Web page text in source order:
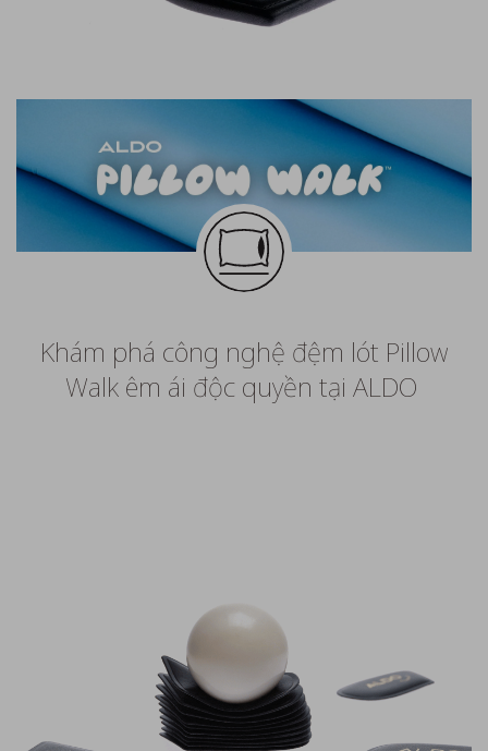
Khám phá công nghệ đệm lót Pillow
Walk êm ái độc quyền tại ALDO